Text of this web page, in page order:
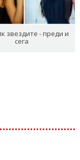
звездите - преди и
сега